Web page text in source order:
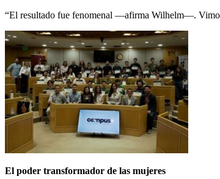
“El resultado fue fenomenal —afirma Wilhelm—.
El poder transformador de las mujeres